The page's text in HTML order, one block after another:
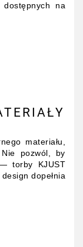
na
materiału,
pozwól, by
torby KJUST
dopełnia